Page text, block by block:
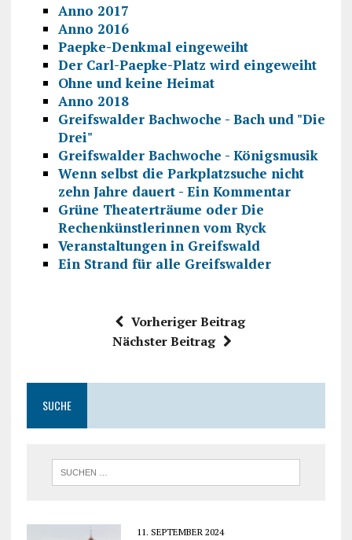
Anno 2017
Anno 2016
Paepke-Denkmal eingeweiht
Der Carl-Paepke-Platz wird eingeweiht
Ohne und keine Heimat
Anno 2018
Greifswalder Bachwoche - Bach und "Die
Drei"
Greifswalder Bachwoche - Königsmusik
Wenn selbst die Parkplatzsuche nicht
zehn Jahre dauert - Ein Kommentar
Grüne Theaterträume oder Die
Rechenkünstlerinnen vom Ryck
Veranstaltungen in Greifswald
Ein Strand für alle Greifswalder
Vorheriger Beitrag
Nächster Beitrag
SUCHE
11. SEPTEMBER 2024